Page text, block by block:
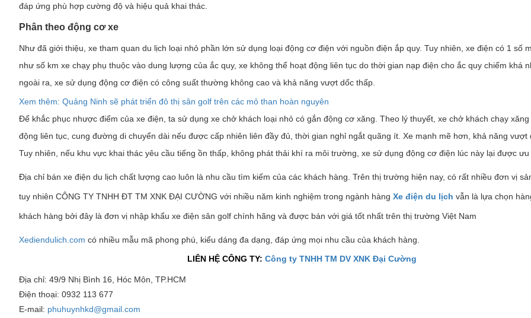
đáp ứng phù hợp cường độ và hiệu quả khai thác.
Phân theo động cơ xe
Như đã giới thiệu, xe tham quan du lịch loại nhỏ phần lớn sử dụng loại động cơ điện với nguồn điện ắp quy. Tuy nhiên, xe điện có 1 số
như số km xe chạy phụ thuộc vào dung lượng của ắc quy, xe không thể hoạt động liên tục do thời gian nạp điện cho ắc quy chiếm khá
ngoài ra, xe sử dụng động cơ điện có công suất thường không cao và khả năng vượt dốc thấp.
Xem thêm: Quảng Ninh sẽ phát triển đô thị sân golf trên các mỏ than hoàn nguyên
Để khắc phục nhược điểm của xe điện, ta sử dụng xe chở khách loại nhỏ có gắn động cơ xăng. Theo lý thuyết, xe chở khách chạy
động liên tục, cung đường di chuyển dài nếu được cấp nhiên liên đầy đủ, thời gian nghỉ ngắt quãng ít. Xe mạnh mẽ hơn, khả năng vượt
Tuy nhiên, nếu khu vực khai thác yêu cầu tiếng ồn thấp, không phát thải khí ra môi trường, xe sử dụng động cơ điện lúc này lại được ưu
Địa chỉ bán xe điện du lịch chất lượng cao luôn là nhu cầu tìm kiếm của các khách hàng. Trên thị trường hiện nay, có rất nhiều đơn vị
tuy nhiên CÔNG TY TNHH ĐT TM XNK ĐẠI CƯỜNG với nhiều năm kinh nghiệm trong ngành hàng Xe điện du lịch vẫn là lựa chọn
khách hàng bởi đây là đơn vị nhập khẩu xe điện sân golf chính hãng và được bán với giá tốt nhất trên thị trường Việt Nam
Xediendulich.com có nhiều mẫu mã phong phú, kiểu dáng đa dạng, đáp ứng mọi nhu cầu của khách hàng.
LIÊN HỆ CÔNG TY: Công ty TNHH TM DV XNK Đại Cường
Địa chỉ: 49/9 Nhị Bình 16, Hóc Môn, TP.HCM
Điện thoại: 0932 113 677
E-mail: phuhuynhkd@gmail.com